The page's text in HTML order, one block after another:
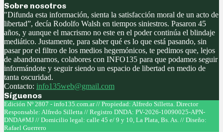
Sobre nosotros
"Difunda esta información, sienta la satisfacción moral de un acto de
libertad”, decía Rodolfo Walsh en tiempos siniestros. Pasaron 45
años, y aunque el macrismo no este en el poder continúa el blindaje
mediático. Justamente, para saber qué es lo que está pasando, sin
pasar por el filtro de los medios hegemónicos, te pedimos que, lejos
de abandonarnos, colabores con INFO135 para que podamos seguir
informándote y seguir siendo un espacio de libertad en medio de
tanta oscuridad.
Contacto: info135web@gmail.com
Síguenos
Facebook
Twitter
Instagram
Youtube
Edición Nº 2807 - info135.com.ar // Propiedad: Alfredo Silletta. Director
Responsable: Alfredo Silletta // Registro DNDA: PV-2026-10090025-APN-
DNDA#MJ // Domicilio legal: calle 45 e/ 9 y 10, La Plata, Bs. As. // Diseño:
Rafael Guerrero